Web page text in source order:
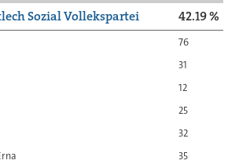
Sozial Vollekspartei 42.19 %
76
31
12
25
32
35